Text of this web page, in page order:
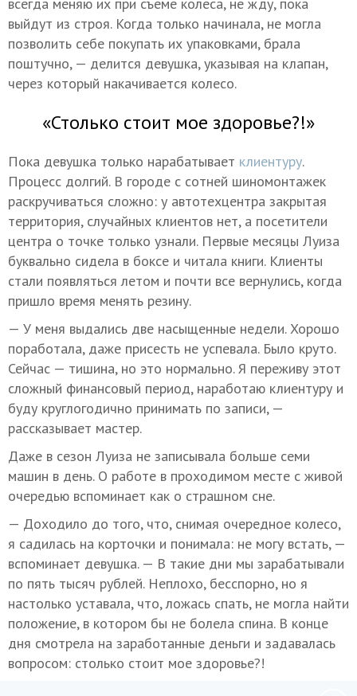
выйдут из строя. Когда только начинала, не могла
позволить себе покупать их упаковками, брала
поштучно, — делится девушка, указывая на клапан,
через который накачивается колесо.
«Столько стоит мое здоровье?!»
Пока девушка только нарабатывает клиентуру.
Процесс долгий. В городе с сотней шиномонтажек
раскручиваться сложно: у автотехцентра закрытая
территория, случайных клиентов нет, а посетители
центра о точке только узнали. Первые месяцы Луиза
буквально сидела в боксе и читала книги. Клиенты
стали появляться летом и почти все вернулись, когда
пришло время менять резину.
— У меня выдались две насыщенные недели. Хорошо
поработала, даже присесть не успевала. Было круто.
Сейчас — тишина, но это нормально. Я переживу этот
сложный финансовый период, наработаю клиентуру и
буду круглогодично принимать по записи, —
рассказывает мастер.
Даже в сезон Луиза не записывала больше семи
машин в день. О работе в проходимом месте с живой
очередью вспоминает как о страшном сне.
— Доходило до того, что, снимая очередное колесо,
я садилась на корточки и понимала: не могу встать, —
вспоминает девушка. — В такие дни мы зарабатывали
по пять тысяч рублей. Неплохо, бесспорно, но я
настолько уставала, что, ложась спать, не могла найти
положение, в котором бы не болела спина. В конце
дня смотрела на заработанные деньги и задавалась
вопросом: столько стоит мое здоровье?!